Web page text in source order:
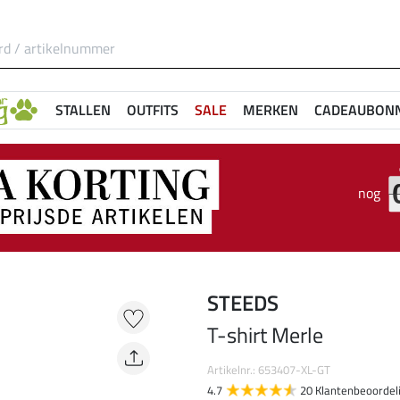
STALLEN OUTFITS SALE MERKEN
nog
STEEDS
T-shirt Merle
Artikelnr.: 653407-XL-GT
4.7
20